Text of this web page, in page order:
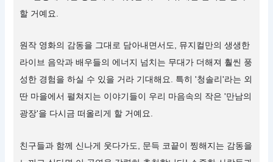
할 거예요.
원작 영화의 감동을 그대로 담아내면서도, 뮤지컬만의 생생한
라이브 음악과 배우들의 에너지 넘치는 무대가 더해져 훨씬 풍
성한 경험을 하실 수 있을 거라 기대해요. 특히 '청솔리'라는 외
딴 마을에서 펼쳐지는 이야기들이 우리 마음속의 작은 '만남의
광장'을 다시금 떠올리게 할 거예요.
친구들과 함께 신나게 웃다가도, 문득 코끝이 찡해지는 감동을